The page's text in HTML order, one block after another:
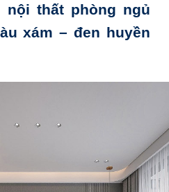
nội thất phòng ngủ
xám – đen huyền